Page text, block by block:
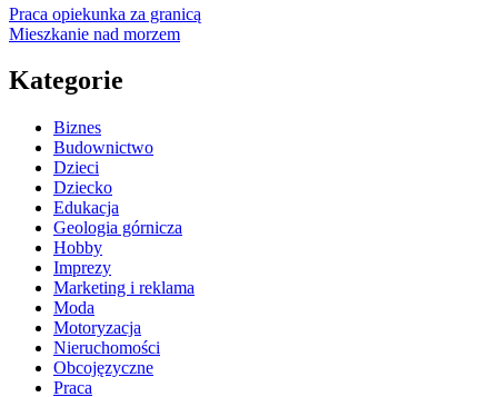
Praca opiekunka za granicą
Mieszkanie nad morzem
Kategorie
Biznes
Budownictwo
Dzieci
Dziecko
Edukacja
Geologia górnicza
Hobby
Imprezy
Marketing i reklama
Moda
Motoryzacja
Nieruchomości
Obcojęzyczne
Praca